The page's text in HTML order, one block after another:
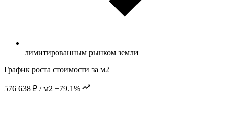
лимитированным рынком земли
График роста стоимости за м2
576 638 ₽ / м2 +79.1%